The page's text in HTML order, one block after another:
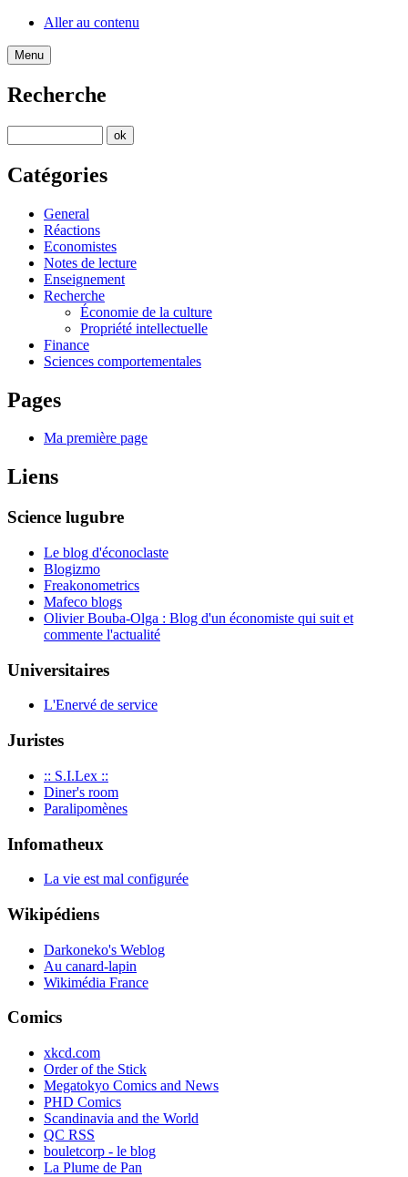
Aller au contenu
Menu
Recherche
Catégories
General
Réactions
Economistes
Notes de lecture
Enseignement
Recherche
Économie de la culture
Propriété intellectuelle
Finance
Sciences comportementales
Pages
Ma première page
Liens
Science lugubre
Le blog d'éconoclaste
Blogizmo
Freakonometrics
Mafeco blogs
Olivier Bouba-Olga : Blog d'un économiste qui suit et
commente l'actualité
Universitaires
L'Enervé de service
Juristes
:: S.I.Lex ::
Diner's room
Paralipomènes
Infomatheux
La vie est mal configurée
Wikipédiens
Darkoneko's Weblog
Au canard-lapin
Wikimédia France
Comics
xkcd.com
Order of the Stick
Megatokyo Comics and News
PHD Comics
Scandinavia and the World
QC RSS
bouletcorp - le blog
La Plume de Pan